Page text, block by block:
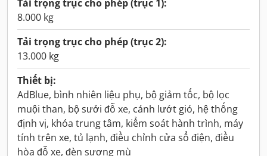
Tải trọng trục cho phép (trục 1):
8.000 kg
Tải trọng trục cho phép (trục 2):
13.000 kg
Thiết bị:
AdBlue, bình nhiên liệu phụ, bộ giảm tốc, bộ lọc
muội than, bộ sưởi đỗ xe, cánh lướt gió, hệ thống
định vị, khóa trung tâm, kiểm soát hành trình, máy
tính trên xe, tủ lạnh, điều chỉnh cửa sổ điện, điều
hòa đỗ xe, đèn sương mù